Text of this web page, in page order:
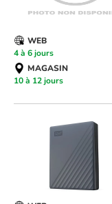
WEB
4 à 6 jours
MAGASIN
10 à 12 jours